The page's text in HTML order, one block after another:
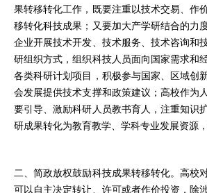
果转移转化工作，既要注重以技术交易、作
移转化科技成果；又要加大产学研结合的力
企业开展技术开发、技术服务、技术咨询和
研组织方式，组织科技人员面向国家需求和
各类科研计划项目，积极参与国家、区域创
会发展提供技术支撑和政策建议；高校作为
要引导、激励科研人员教书育人，注重知识
研成果转化为教育教学、学科专业发展资源
二、简政放权鼓励科技成果转移转化。高校
可以自主决定转让、许可或者作价投资，除